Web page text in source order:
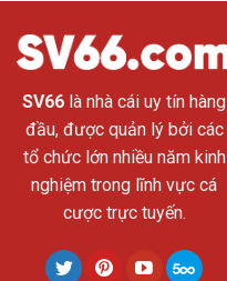
SV66 là nhà cái uy tín hàng
đầu, được quản lý bởi các
tổ chức lớn nhiều năm kinh
nghiệm trong lĩnh vực cá
cược trực tuyến.